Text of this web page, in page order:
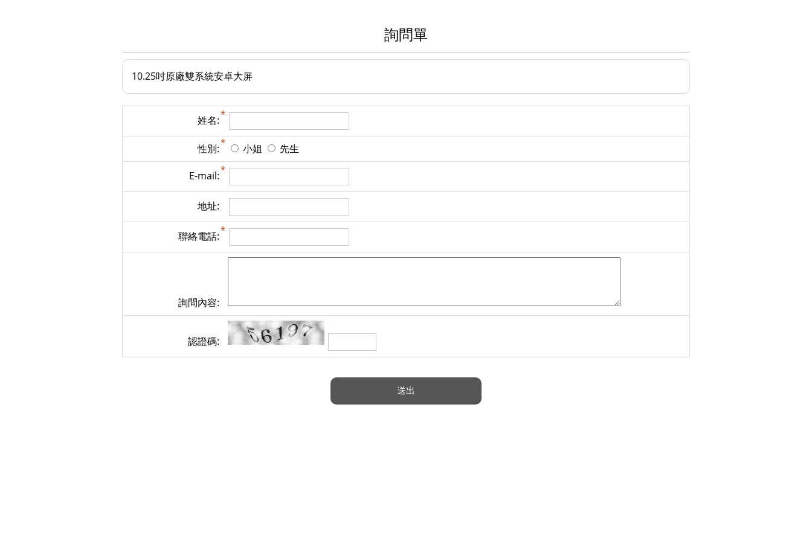
詢問單
10.25吋原廠雙系統安卓大屏
姓名:
性別: 小姐 先生
E-mail:
地址:
聯絡電話:
詢問內容:
認證碼: